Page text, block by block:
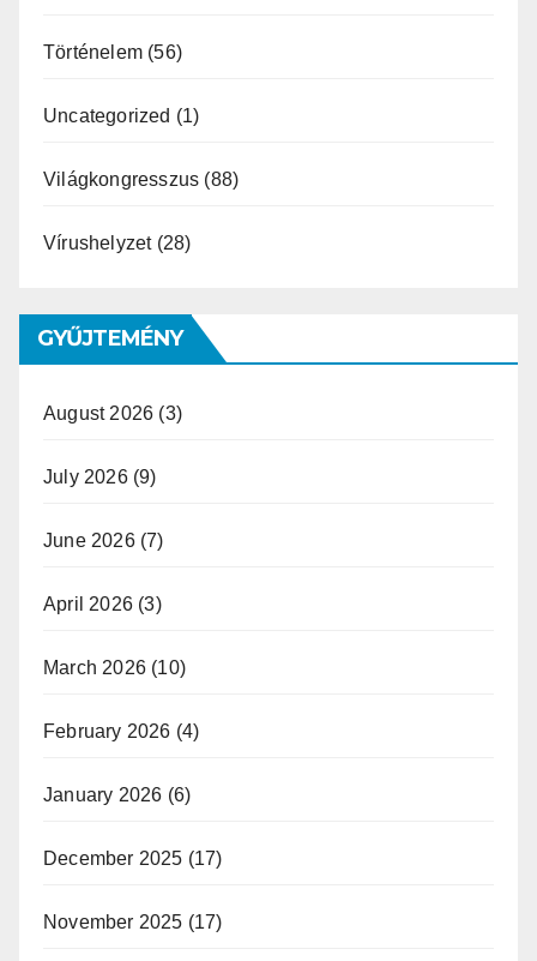
Történelem (56)
Uncategorized (1)
Világkongresszus (88)
Vírushelyzet(28)
GYŰJTEMÉNY
August 2026 (3)
July 2026(9)
June 2026(7)
April 2026 (3)
March 2026 (10)
February 2026 (4)
January 2026 (6)
December 2025 (17)
November 2025 (17)